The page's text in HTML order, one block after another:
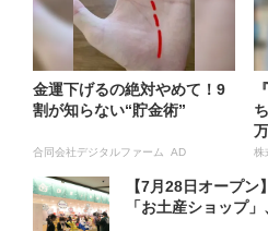
金運下げるの絶対やめて！9
割が知らない“貯金術”
合同会社デジタルファーム AD 株
【7月28日オープ
「お土産ショップ